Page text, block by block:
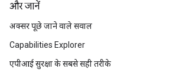
और जानें
अक्सर पूछे जाने वाले सवाल
Capabilities Explorer
एपीआई सुरक्षा के सबसे सही तरीके